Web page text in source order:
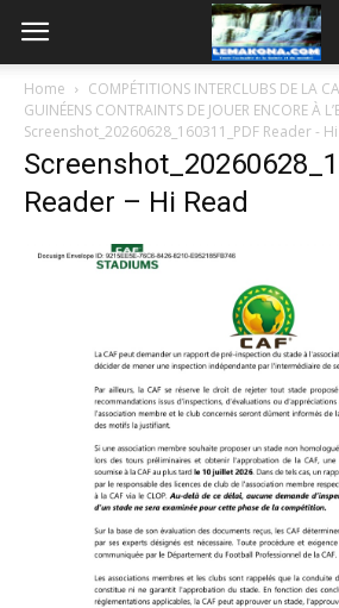
Home
COMPÉTITIONS INTERCLUBS DE LA
GUINÉENS CONTRAINTS DE JOUER ENCORE À
Screenshot_20260628_160311_PDF Reader -
Reader – Hi Read